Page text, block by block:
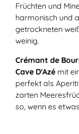
Früchten und
harmonisch und
getrockneten
weinig.
Crémant de
Cave D'Azé mit
perfekt als
zarten
so, wenn es